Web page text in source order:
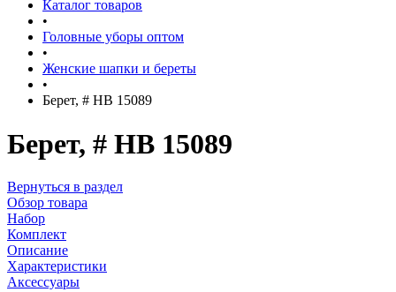
Каталог товаров
•
Головные уборы оптом
•
Женские шапки и береты
•
Берет, # HB 15089
Берет, # HB 15089
Вернуться в раздел
Обзор товара
Набор
Комплект
Описание
Характеристики
Аксессуары